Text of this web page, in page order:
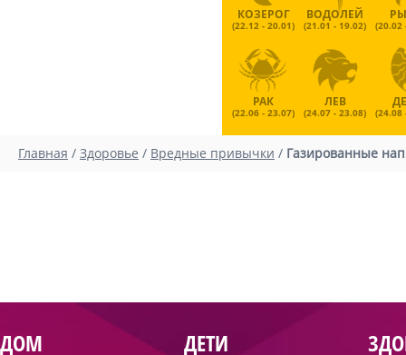
КОЗЕРОГ
(22.12 - 20.01)
ВОДОЛЕЙ
(21.01 - 19.02) (20.02
РАК
(22.06 - 23.07)
ЛЕВ
(24.07 - 23.08) (24.08
Главная / Здоровье / Вредные привычки / Газированные
ДОМ ДЕТИ